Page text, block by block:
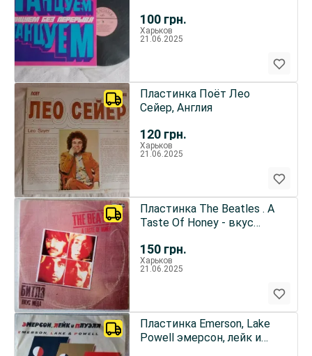
100 грн.
Харьков
21.06.2025
120 грн.
Пластинка Поёт Лео
Сейер, Англия
Харьков
21.06.2025
150 грн.
Пластинка The Beatles . A
Taste Of Honey - вкус
Харьков
21.06.2025
Пластинка Emerson, Lake
Powell эмерсон, лейк и